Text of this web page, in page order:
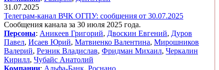
31.07.2025
Телеграм-канал ВЧК ОГПУ: сообщения от 30.07.2025
Сообщения канала за 30 июля 2025 года.
Персоны: Аникеев Григорий, Двоскин Евгений, Дуров
Павел, Исаев Юрий, Матвиенко Валентина, Мирошников
Валерий, Резник Владислав, Фридман Михаил, Черкалин
Кирилл, Чубайс Анатолий
Компании: Альфа-Банк, Роснано